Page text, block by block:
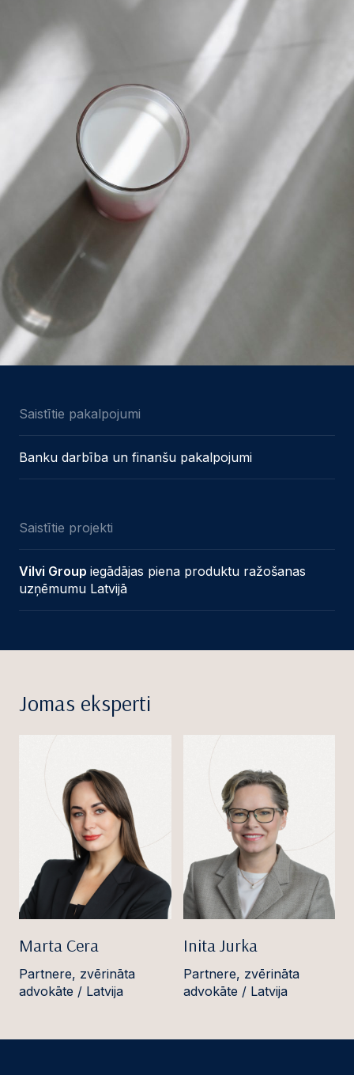
Saistītie pakalpojumi
Banku darbība un finanšu pakalpojumi
Saistītie projekti
Vilvi Group iegādājas piena produktu ražošanas
uzņēmumu Latvijā
Jomas eksperti
Marta Cera
Partnere, zvērināta
advokāte / Latvija
Inita Jurka
Partnere, zvērināta
advokāte / Latvija